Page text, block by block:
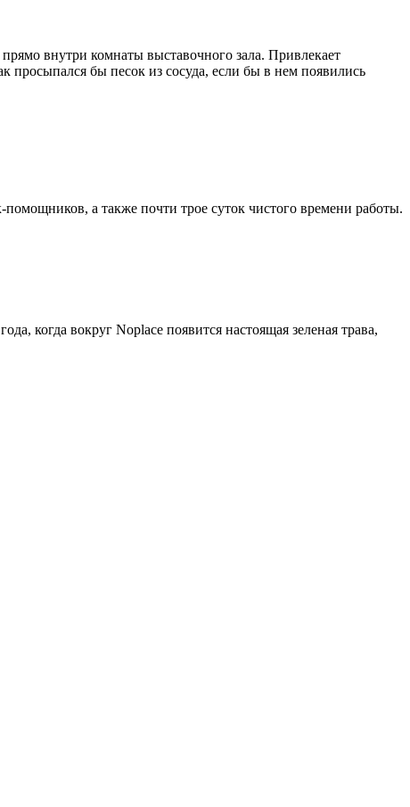
внутри комнаты выставочного зала. Привлекает
просыпался бы песок из сосуда, если бы в нем появились
а также почти трое суток чистого времени работы.
когда вокруг Noplace появится настоящая зеленая трава,